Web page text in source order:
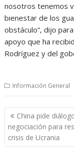
nosotros tenemos
bienestar de los
obstáculo”, dijo
apoyo que ha
Rodríguez y del
Información General
Navegación
de
entradas
China pide
negociación para
crisis de Ucrania